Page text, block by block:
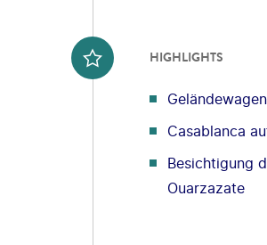
HIGHLIGHTS
Casablanca
Besichtigung
Ouarzazate